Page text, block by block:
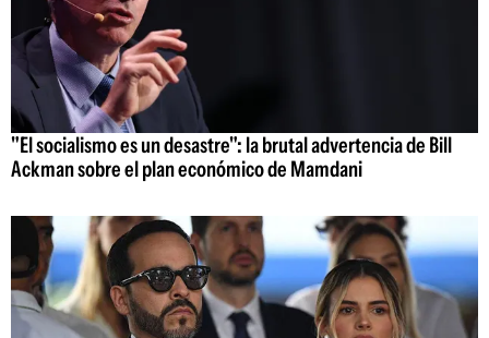
"El socialismo es un desastre": la brutal advertencia de Bill
Ackman sobre el plan económico de Mamdani